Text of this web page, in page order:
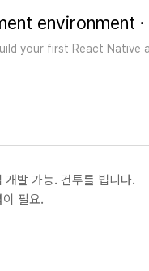
your first React Native
발 가능. 건투를 빕니다.
필요.